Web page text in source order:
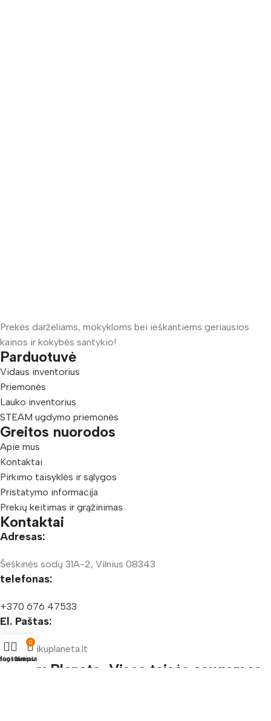
Prekės darželiams, mokykloms bei ieškantiems geriausios
kainos ir kokybės santykio!
Parduotuvė
Vidaus inventorius
Priemonės
Lauko inventorius
STEAM ugdymo priemonės
Greitos nuorodos
Apie mus
Kontaktai
Pirkimo taisyklės ir sąlygos
Pristatymo informacija
Prekių keitimas ir grąžinimas
Kontaktai
Adresas:
Šeškinės sodų 31A-2, Vilnius 08343
telefonas:
+370 676 47533
El. Paštas:
info@vaikuplaneta.lt
Vaikų Planeta, Visos teisės saugomos
0
Krepšelis